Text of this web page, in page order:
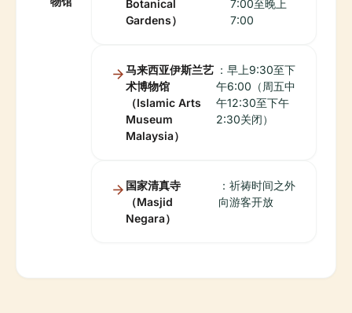
Botanical
Gardens）
7:00至晚上
7:00
马来西亚伊斯兰艺
术博物馆
（Islamic Arts
Museum
Malaysia）
：早上9:30至下
午6:00（周五中
午12:30至下午
2:30关闭）
国家清真寺
（Masjid
Negara）
：祈祷时间之外
向游客开放